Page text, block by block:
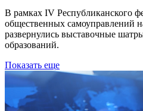
В рамках IV Республиканского
общественных самоуправлений
развернулись выставочные
образований.
Показать еще